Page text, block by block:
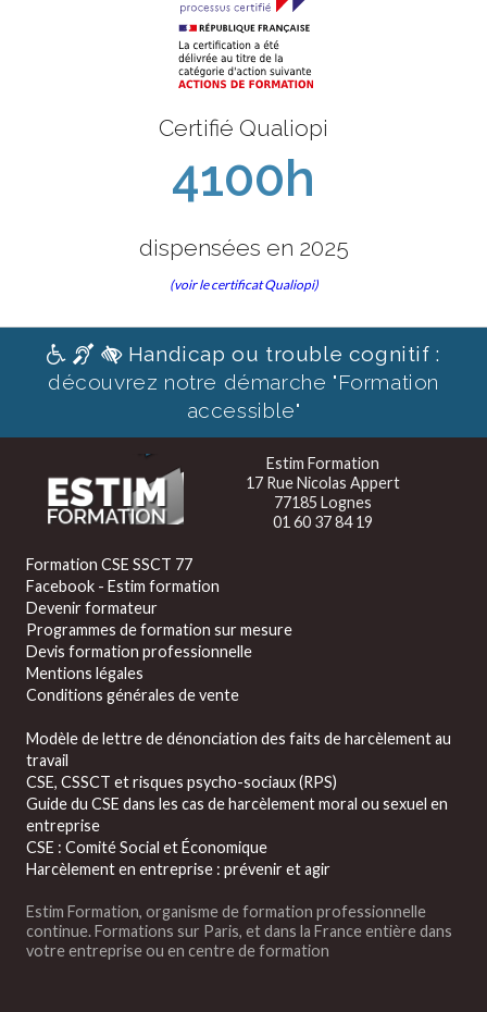
Certifié Qualiopi
4100h
dispensées en 2025
(voir le certificat Qualiopi)
Handicap ou trouble cognitif :
découvrez notre démarche "Formation
accessible"
Estim Formation
17 Rue Nicolas Appert
77185 Lognes
01 60 37 84 19
Formation CSE SSCT 77
Facebook - Estim formation
Devenir formateur
Programmes de formation sur mesure
Devis formation professionnelle
Mentions légales
Conditions générales de vente
Modèle de lettre de dénonciation des faits de harcèlement au
travail
CSE, CSSCT et risques psycho-sociaux (RPS)
Guide du CSE dans les cas de harcèlement moral ou sexuel en
entreprise
CSE : Comité Social et Économique
Harcèlement en entreprise : prévenir et agir
Estim Formation, organisme de formation professionnelle
continue. Formations sur Paris, et dans la France entière dans
votre entreprise ou en centre de formation